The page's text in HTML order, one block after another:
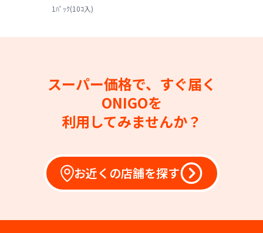
1ﾊﾟｯｸ(10ｺ入)
スーパー価格で、すぐ届く
ONIGOを
利用してみませんか？
お近くの店舗を探す